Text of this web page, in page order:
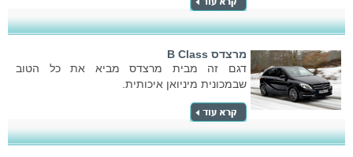
מרצדס B Class
דגם זה מבית מרצדס מביא את כל הטוב
שבמכונית מיניואן איכותית.